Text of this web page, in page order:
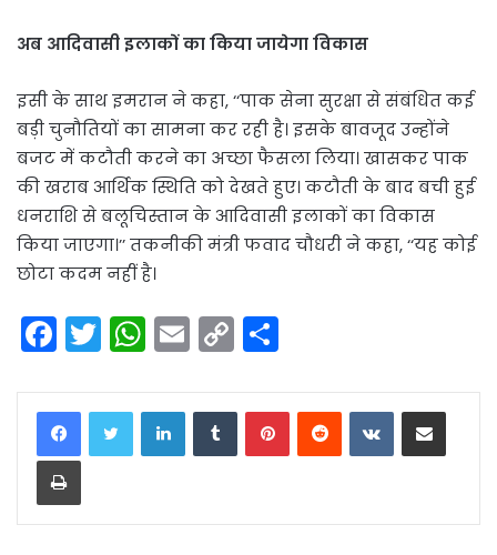
अब आदिवासी इलाकों का किया जायेगा विकास
इसी के साथ इमरान ने कहा, ‘‘पाक सेना सुरक्षा से संबंधित कई
बड़ी चुनौतियों का सामना कर रही है। इसके बावजूद उन्होंने
बजट में कटौती करने का अच्छा फैसला लिया। खासकर पाक
की खराब आर्थिक स्थिति को देखते हुए। कटौती के बाद बची हुई
धनराशि से बलूचिस्तान के आदिवासी इलाकों का विकास
किया जाएगा।’’ तकनीकी मंत्री फवाद चौधरी ने कहा, ‘‘यह कोई
छोटा कदम नहीं है।
F
a
c
e
b
o
T
w
itt
er
W
h
a
ts
p
E
m
ai
C
o
p
n
ar
LinkedInTumblrPinterestReddit VKontakteShare via Email
Print